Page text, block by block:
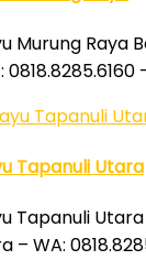
Murung Raya
Tapanuli Utara
Tapanuli
– WA: